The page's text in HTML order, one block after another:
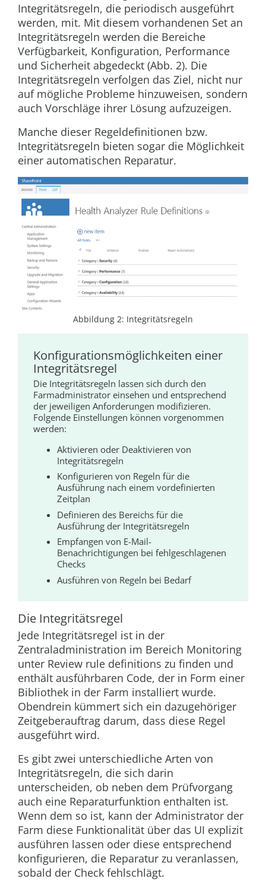
Integritätsregeln, die periodisch ausgeführt
werden, mit. Mit diesem vorhandenen Set an
Integritätsregeln werden die Bereiche
Verfügbarkeit, Konfiguration, Performance
und Sicherheit abgedeckt (Abb. 2). Die
Integritätsregeln verfolgen das Ziel, nicht nur
auf mögliche Probleme hinzuweisen, sondern
auch Vorschläge ihrer Lösung aufzuzeigen.
Manche dieser Regeldefinitionen bzw.
Integritätsregeln bieten sogar die Möglichkeit
einer automatischen Reparatur.
Abbildung 2: Integritätsregeln
Konfigurationsmöglichkeiten einer
Integritätsregel
Die Integritätsregeln lassen sich durch den
Farmadministrator einsehen und entsprechend
der jeweiligen Anforderungen modifizieren.
Folgende Einstellungen können vorgenommen
werden:
Aktivieren oder Deaktivieren von
Integritätsregeln
Konfigurieren von Regeln für die
Ausführung nach einem vordefinierten
Zeitplan
Definieren des Bereichs für die
Ausführung der Integritätsregeln
Empfangen von E-Mail-
Benachrichtigungen bei fehlgeschlagenen
Checks
Ausführen von Regeln bei Bedarf
Die Integritätsregel
Jede Integritätsregel ist in der
Zentraladministration im Bereich Monitoring
unter Review rule definitions zu finden und
enthält ausführbaren Code, der in Form einer
Bibliothek in der Farm installiert wurde.
Obendrein kümmert sich ein dazugehöriger
Zeitgeberauftrag darum, dass diese Regel
ausgeführt wird.
Es gibt zwei unterschiedliche Arten von
Integritätsregeln, die sich darin
unterscheiden, ob neben dem Prüfvorgang
auch eine Reparaturfunktion enthalten ist.
Wenn dem so ist, kann der Administrator der
Farm diese Funktionalität über das UI explizit
ausführen lassen oder diese entsprechend
konfigurieren, die Reparatur zu veranlassen,
sobald der Check fehlschlägt.